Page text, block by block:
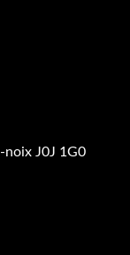
noix J0J 1G0